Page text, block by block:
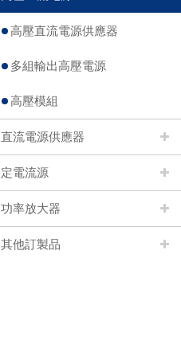
高壓直流電源供應器
多組輸出高壓電源
高壓模組
直流電源供應器
定電流源
功率放大器
其他訂製品